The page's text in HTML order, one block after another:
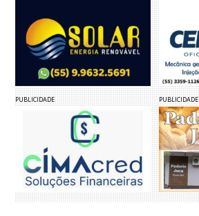
PUBLICIDADE PUBLICIDADE